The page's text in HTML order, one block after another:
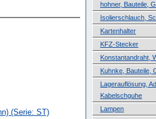
(Serie: ST)
hohner, Bauteile,
Isolierschlauch,
Kartenhalter
KFZ-Stecker
Konstantandraht,
Kuhnke, Bauteile,
Lagerauflösung,
Kabelschguhe
Lampen